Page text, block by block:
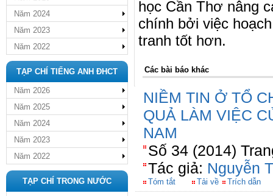
Năm 2024
Năm 2023
Năm 2022
TẠP CHÍ TIẾNG ANH ĐHCT
Năm 2026
Năm 2025
Năm 2024
Năm 2023
Năm 2022
TẠP CHÍ TRONG NƯỚC
học Cần Thơ nâng
chính bởi việc
tranh tốt hơn.
Các bài báo khác
NIỀM TIN Ở TỔ
QUẢ LÀM VIỆC
NAM
Số 34 (2014)
Tác giả: Nguyễn
Tóm tắt Tải về Trích dẫn